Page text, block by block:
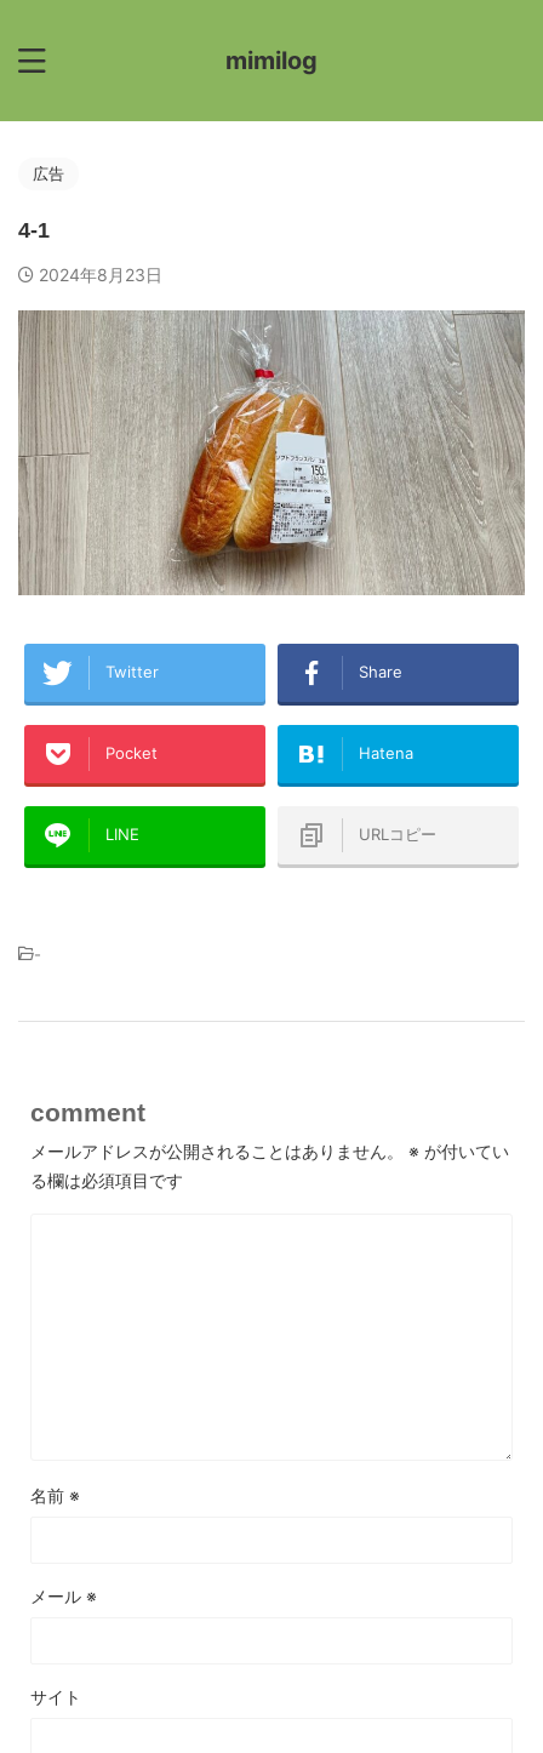
mimilog
広告
4-1
2024年8月23日
Twitter Share
Pocket Hatena
LINE URLコピー
-
comment
メールアドレスが公開されることはありません。 ※ が付いてい
る欄は必須項目です
名前 ※
メール ※
サイト